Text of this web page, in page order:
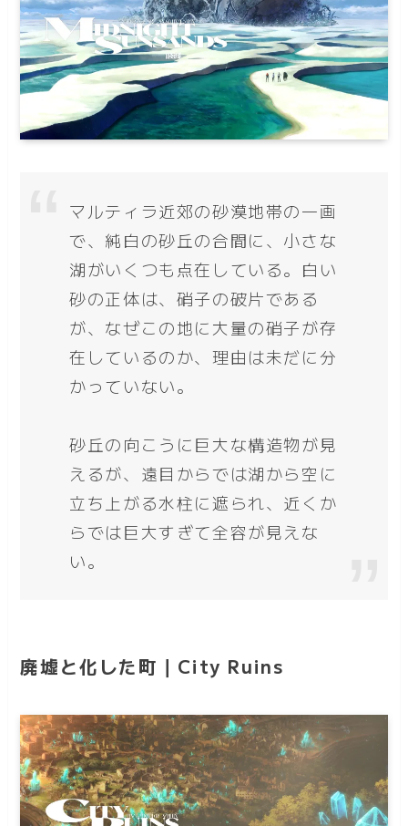
マルティラ近郊の砂漠地帯の一画
で、純白の砂丘の合間に、小さな
湖がいくつも点在している。白い
砂の正体は、硝子の破片である
が、なぜこの地に大量の硝子が存
在しているのか、理由は未だに分
かっていない。
砂丘の向こうに巨大な構造物が見
えるが、遠目からでは湖から空に
立ち上がる水柱に遮られ、近くか
らでは巨大すぎて全容が見えな
い。
廃墟と化した町｜City Ruins